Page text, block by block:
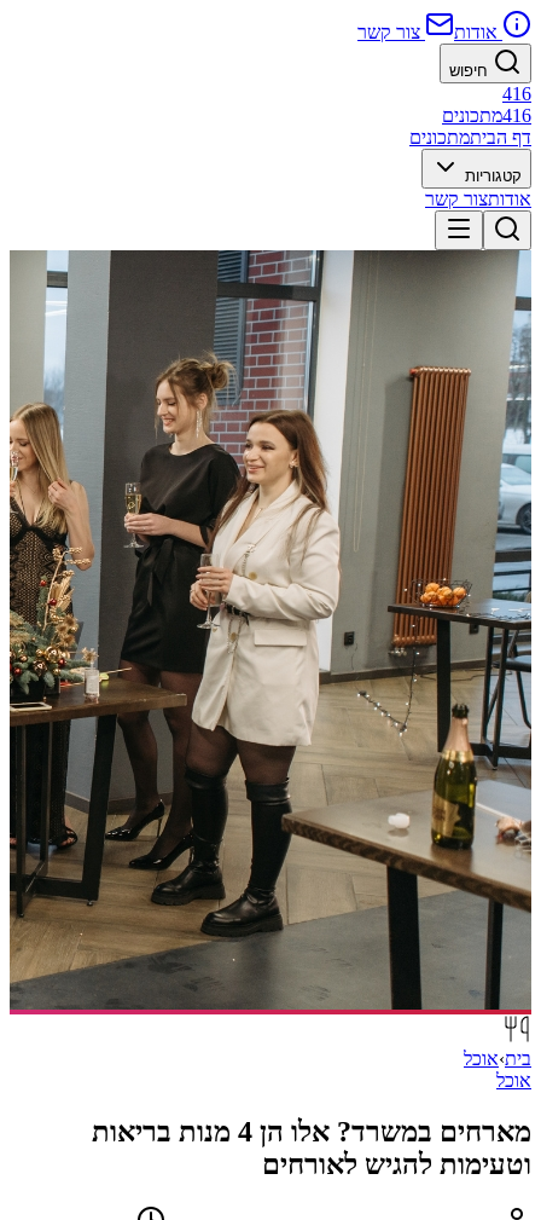
אודות צור קשר
חיפוש
416
416מתכונים
דף הביתמתכונים
קטגוריות
אודותצור קשר
בית›אוכל
אוכל
מארחים במשרד? אלו הן 4 מנות בריאות
וטעימות להגיש לאורחים